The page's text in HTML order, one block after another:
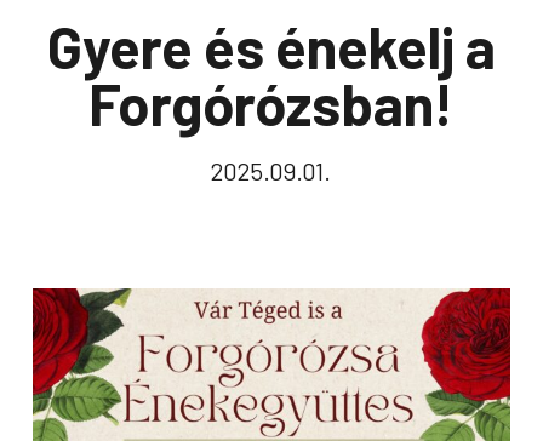
Gyere és énekelj a
Forgórózsban!
2025.09.01.